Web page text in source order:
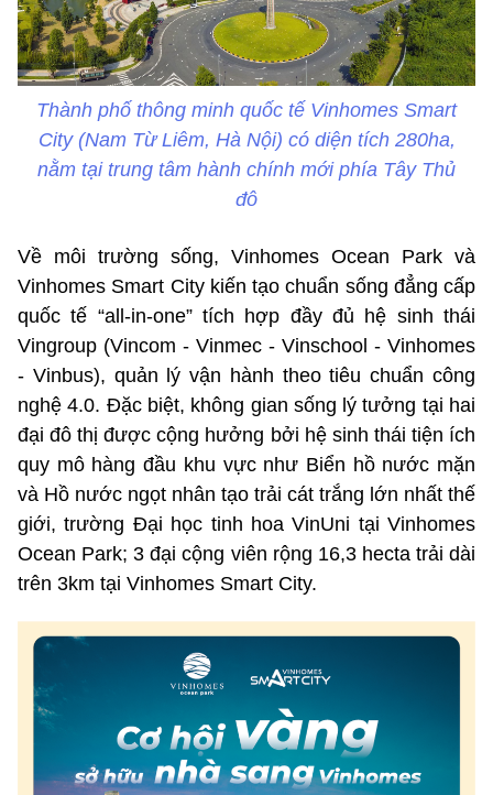
Thành phố thông minh quốc tế Vinhomes Smart
City (Nam Từ Liêm, Hà Nội) có diện tích 280ha,
nằm tại trung tâm hành chính mới phía Tây Thủ
đô
Về môi trường sống, Vinhomes Ocean Park và
Vinhomes Smart City kiến tạo chuẩn sống đẳng cấp
quốc tế “all-in-one” tích hợp đầy đủ hệ sinh thái
Vingroup (Vincom - Vinmec - Vinschool - Vinhomes
- Vinbus), quản lý vận hành theo tiêu chuẩn công
nghệ 4.0. Đặc biệt, không gian sống lý tưởng tại hai
đại đô thị được cộng hưởng bởi hệ sinh thái tiện ích
quy mô hàng đầu khu vực như Biển hồ nước mặn
và Hồ nước ngọt nhân tạo trải cát trắng lớn nhất thế
giới, trường Đại học tinh hoa VinUni tại Vinhomes
Ocean Park; 3 đại cộng viên rộng 16,3 hecta trải dài
trên 3km tại Vinhomes Smart City.